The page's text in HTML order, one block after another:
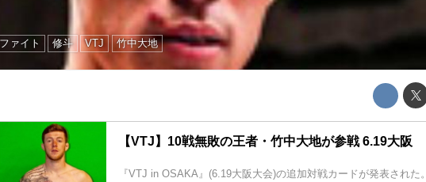
ァイト 修斗 VTJ 竹中大地
【VTJ】10戦無敗の王者・竹中大地が参戦 6.19大阪
『VTJ in OSAKA』(6.19大阪大会)の追加対戦カードが発表された。